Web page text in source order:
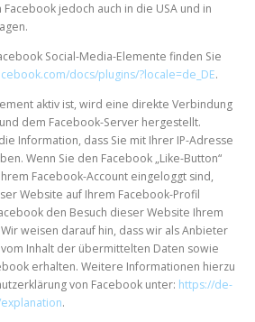
jedoch auch in die USA und in
Social-Media-Elemente finden Sie
docs/plugins/?locale=de_DE.
aktiv ist, wird eine direkte Verbindung
dem Facebook-Server hergestellt.
Information, dass Sie mit Ihrer IP-Adresse
Wenn Sie den Facebook „Like-Button“
Facebook-Account eingeloggt sind,
Website auf Ihrem Facebook-Profil
den Besuch dieser Website Ihrem
weisen darauf hin, dass wir als Anbieter
Inhalt der übermittelten Daten sowie
erhalten. Weitere Informationen hierzu
von Facebook unter: https://de-
.